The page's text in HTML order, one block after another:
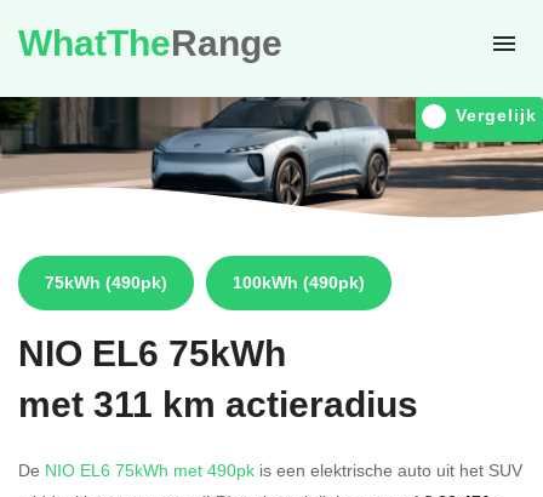
WhatTheRange
Vergelijk
75kWh (490pk) 100kWh (490pk)
NIO EL6 75kWh
met 311 km actieradius
De NIO EL6 75kWh met 490pk is een elektrische auto uit het SUV